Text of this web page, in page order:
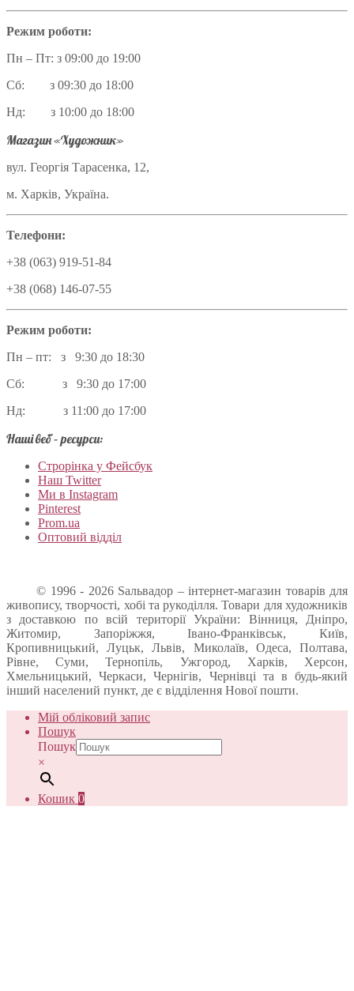
Режим роботи:
Пн – Пт: з 09:00 до 19:00
Сб: з 09:30 до 18:00
Нд: з 10:00 до 18:00
Магазин «Художник»
вул. Георгія Тарасенка, 12,
м. Харків, Україна.
Телефони:
+38 (063) 919-51-84
+38 (068) 146-07-55
Режим роботи:
Пн – пт: з 9:30 до 18:30
Сб: з 9:30 до 17:00
Нд: з 11:00 до 17:00
Наші веб – ресурси:
Строрінка у Фейсбук
Наш Twitter
Ми в Instagram
Pinterest
Prom.ua
Оптовий відділ
© 1996 - 2026 Sальвадор – інтернет-магазин товарів для
живопису, творчості, хобі та рукоділля. Товари для художників
з доставкою по всій території України: Вінниця, Дніпро,
Житомир, Запоріжжя, Івано-Франківськ, Київ,
Кропивницький, Луцьк, Львів, Миколаїв, Одеса, Полтава,
Рівне, Суми, Тернопіль, Ужгород, Харків, Херсон,
Хмельницький, Черкаси, Чернігів, Чернівці та в будь-який
інший населений пункт, де є відділення Нової пошти.
Мій обліковий запис
Пошук
Пошук
×
Кошик 0